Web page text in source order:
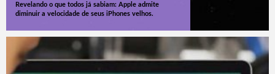
Revelando o que todos já sabiam: Apple admite
diminuir a velocidade de seus iPhones velhos.